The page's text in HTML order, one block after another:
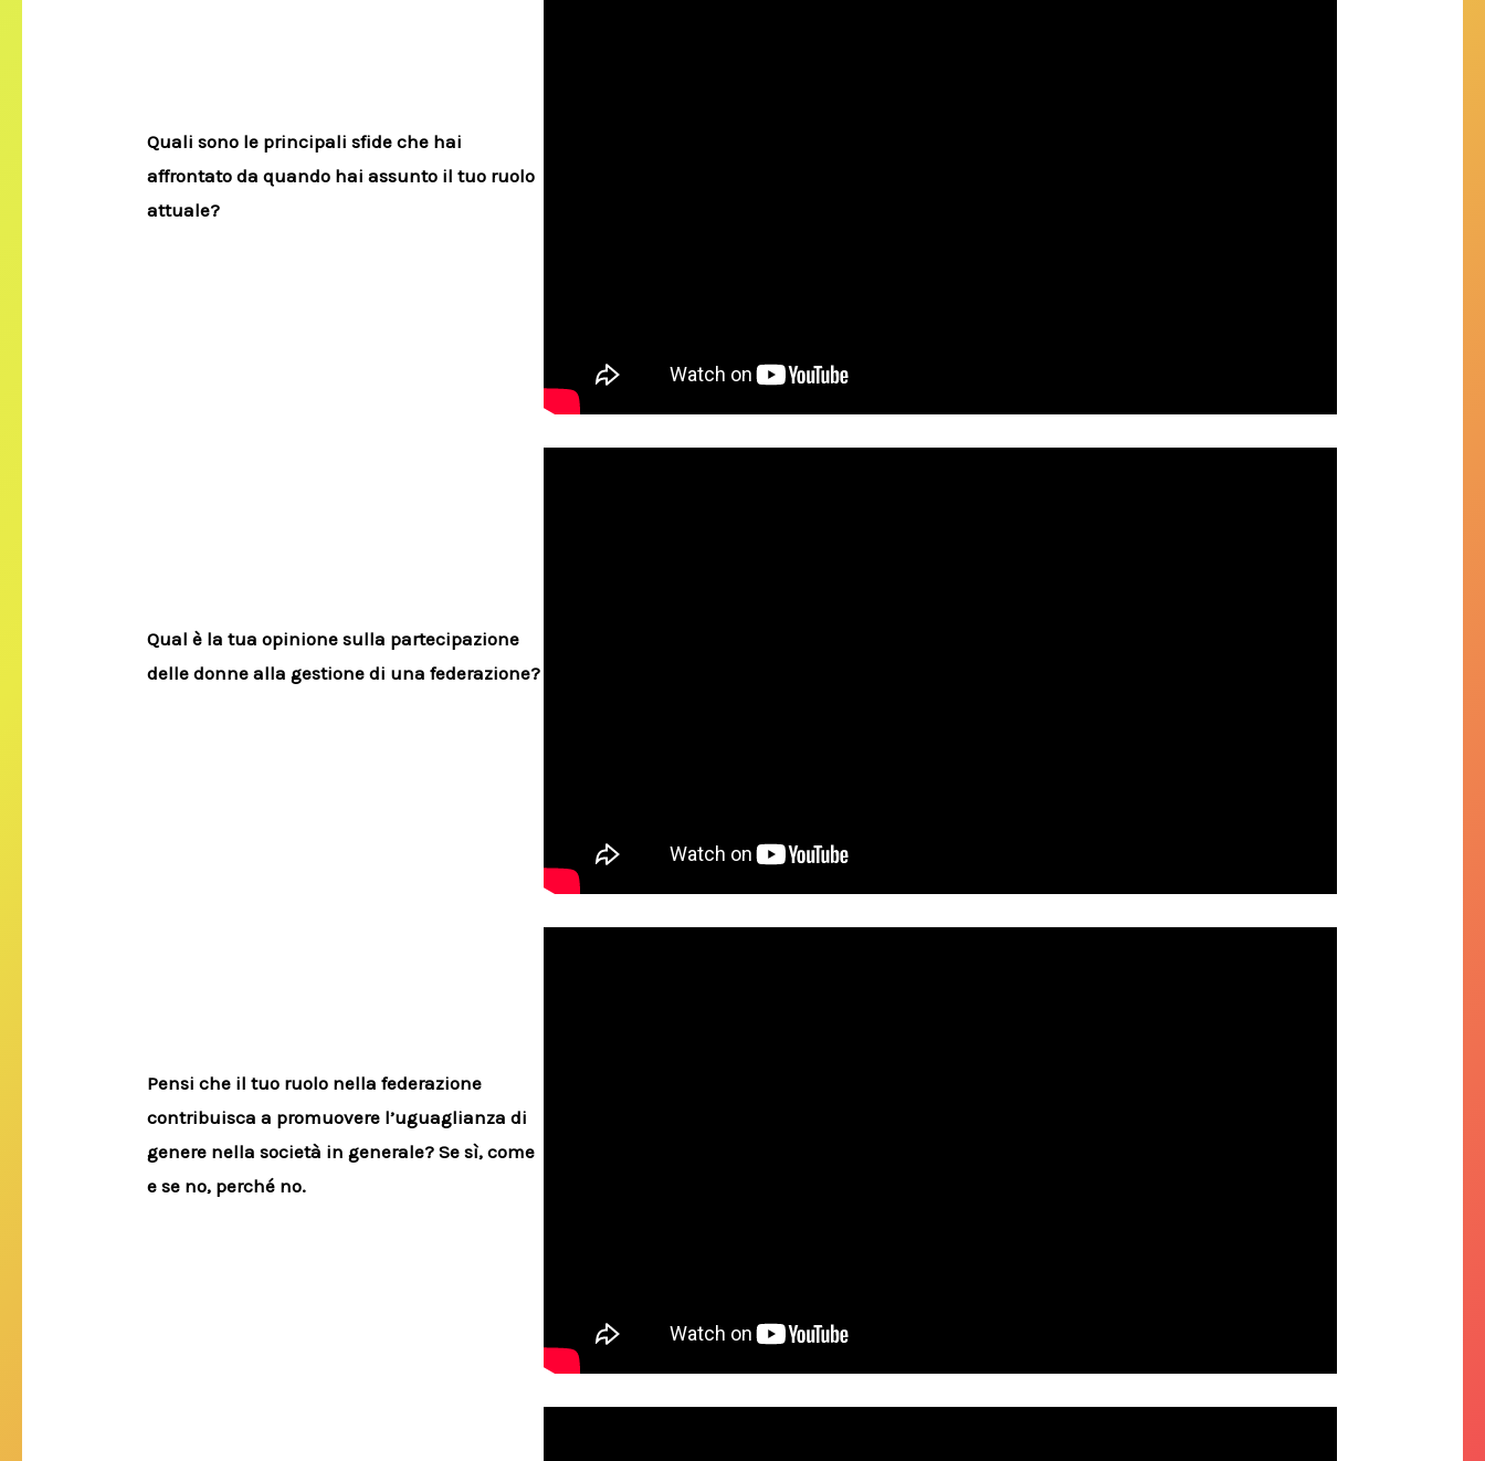
Quali sono le principali sfide che hai
affrontato da quando hai assunto il tuo ruolo
attuale?
Qual è la tua opinione sulla partecipazione
delle donne alla gestione di una federazione?
Pensi che il tuo ruolo nella federazione
contribuisca a promuovere l’uguaglianza di
genere nella società in generale? Se sì, come
e se no, perché no.